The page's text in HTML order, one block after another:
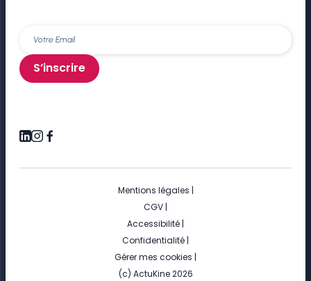
S’inscrire
Mentions légales |
CGV |
Accessibilité |
Confidentialité |
Gérer mes cookies |
(c) ActuKine 2026